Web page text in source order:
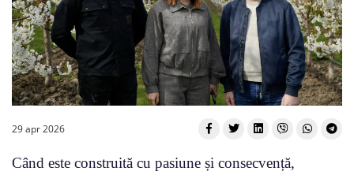
29 apr 2026
Când este construită cu pasiune și consecvență,